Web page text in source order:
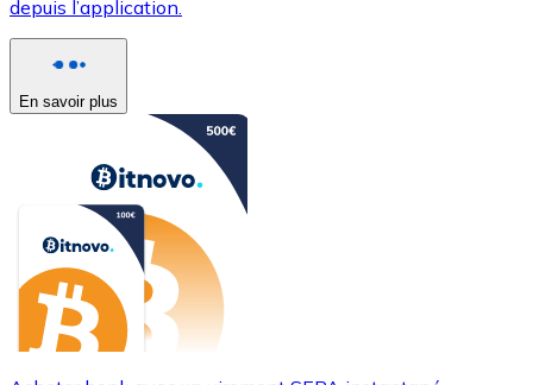
depuis l’application.
En savoir plus